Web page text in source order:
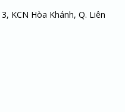
KCN Hòa Khánh, Q. Liên